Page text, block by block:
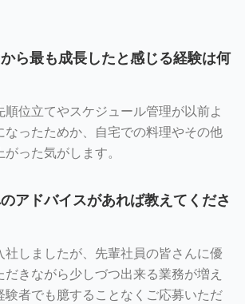
ら最も成長したと感じる経験は何
順位立てやスケジュール管理が以前よ
なったためか、自宅での料理やその他
った気がします。
アドバイスがあれば教えてくださ
社しましたが、先輩社員の皆さんに優
だきながら少しづつ出来る業務が増え
験者でも臆することなくご応募いただ